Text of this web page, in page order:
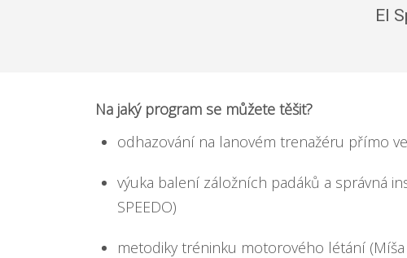
El
Na jaký program se můžete těšit?
odhazování na lanovém trenažéru přímo
výuka balení záložních padáků a správná
SPEEDO)
metodiky tréninku motorového létání (Míša